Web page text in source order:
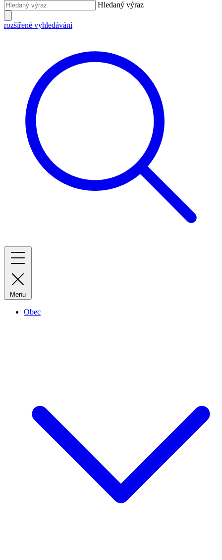
Hledaný výraz
rozšířené vyhledávání
Menu
Obec